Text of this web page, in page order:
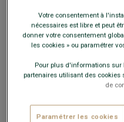
COULEURS DISPONIBLES
Votre consentement à
nécessaires est libre et peut
donner votre consentement
les cookies » ou paramétrer
Pour plus d'informations sur
partenaires utilisant des cookies
de
Paramétrer les cookies